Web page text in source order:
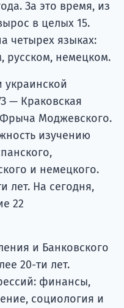
За это время, из
в целых 15.
четырех языках:
русском, немецком.
украинской
— Краковская
Моджевского.
изучению
и немецкого.
лет. На сегодня,
22
и Банковского
20-ти лет.
финансы,
социология и